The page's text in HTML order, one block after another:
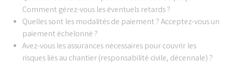
Comment gérez-vous les éventuels retards ?
Quelles sont les modalités de paiement ? Acceptez-vous un
paiement échelonné ?
Avez-vous les assurances nécessaires pour couvrir les
risques liés au chantier (responsabilité civile, décennale) ?